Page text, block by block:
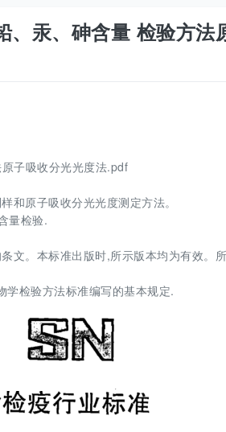
汞、砷含量 检验方法
子吸收分光光度法.pdf
和原子吸收分光光度测定方法。
量检验.
文。本标准出版时,所示版本均为有效。
检验方法标准编写的基本规定.